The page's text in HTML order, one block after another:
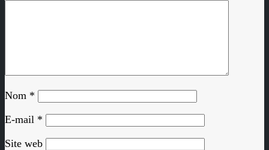
Nom *
E-mail *
Site web